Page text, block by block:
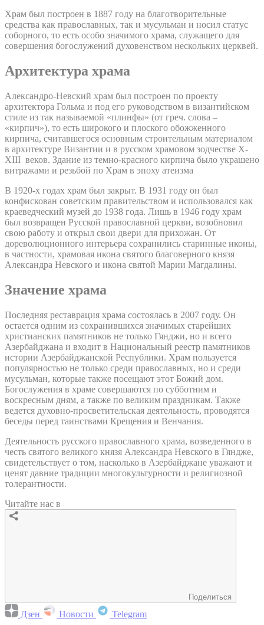
Храм был построен в 1887 году на благотворительные
средства как православных, так и мусульман и носил статус
соборного, то есть особо значимого храма, служащего для
совершения богослужений духовенством нескольких церквей.
Архитектура храма
Александро-Невский храм был построен по проекту
архитектора Гольма и под его руководством в византийском
стиле из так называемой «плинфы» (от греч. слова –
«кирпич»), то есть широкого и плоского обожженного
кирпича, считавшегося основным строительным материалом
в архитектуре Византии и в русском храмовом зодчестве X-
XIII веков. Здание из темно-красного кирпича было украшено
витражами и резьбой по Храм в эпоху атеизма
В 1920-х годах храм был закрыт. В 1931 году он был
конфискован советским правительством и использовался как
краеведческий музей до 1938 года. Лишь в 1946 году храм
был возвращен Русской православной церкви, возобновил
свою работу и открыл свои двери для прихожан. От
дореволюционного интерьера сохранились старинные иконы,
в частности, храмовая икона святого благоверного князя
Александра Невского и икона святой Марии Магдалины.
Значение храма
Последняя реставрация храма состоялась в 2007 году. Он
остается одним из сохранившихся значимых старейших
христианских памятников не только Гянджи, но и всего
Азербайджана и входит в Национальный реестр памятников
истории Азербайджанской Республики. Храм пользуется
популярностью не только среди православных, но и среди
мусульман, которые также посещают этот Божий дом.
Богослужения в храме совершаются по субботним и
воскресным дням, а также по великим праздникам. Также
ведется духовно-просветительская деятельность, проводятся
беседы перед таинствами Крещения и Венчания.
Деятельность русского православного храма, возведенного в
честь святого великого князя Александра Невского в Гяндже,
свидетельствует о том, насколько в Азербайджане уважают и
ценят давние традиции многокультурности и религиозной
толерантности.
Читайте нас в
Поделиться
Дзен Новости Telegram